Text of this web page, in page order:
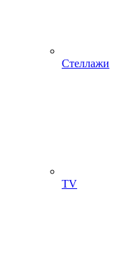
Стеллажи
ТV